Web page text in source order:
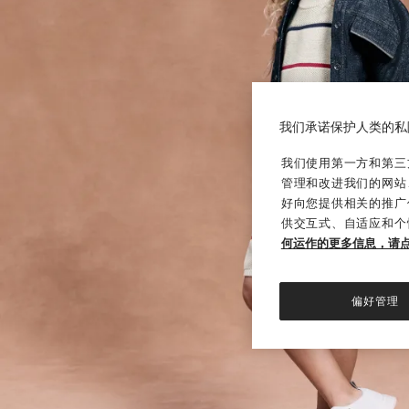
我们承诺保护人类的
我们使用第一方和第
管理和改进我们的网
好向您提供相关的推
供交互式、自适应和
何运作的更多信息，请
偏好管理